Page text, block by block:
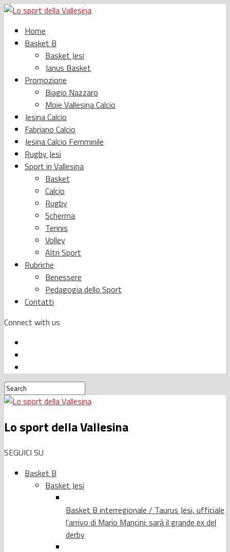
Home
Basket B
Basket Jesi
Janus Basket
Promozione
Biagio Nazzaro
Moie Vallesina Calcio
Jesina Calcio
Fabriano Calcio
Jesina Calcio Femminile
Rugby Jesi
Sport in Vallesina
Basket
Calcio
Rugby
Scherma
Tennis
Volley
Altri Sport
Rubriche
Benessere
Pedagogia dello Sport
Contatti
Connect with us
Lo sport della Vallesina
SEGUICI SU
Basket B
Basket Jesi
Basket B interregionale / Taurus Jesi, ufficiale
l’arrivo di Mario Mancini: sarà il grande ex del
derby